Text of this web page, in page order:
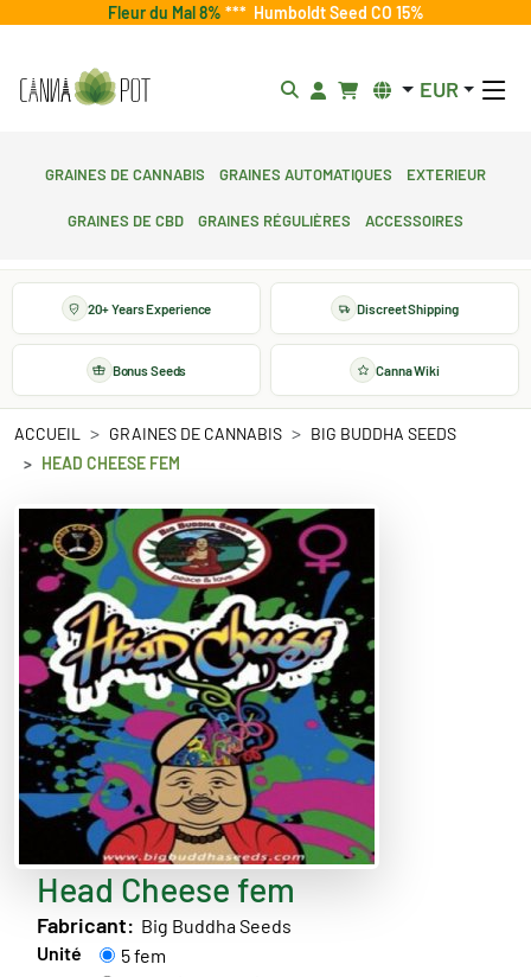
Fleur du Mal 8% *** Humboldt Seed CO 15%
EUR
Graines de cannabis Graines automatiques
Exterieur
Graines de CBD Graines régulières Accessoires
20+ Years Experience Discreet Shipping
Bonus Seeds Canna Wiki
ACCUEIL GRAINES DE CANNABIS
BIG BUDDHA SEEDS
HEAD CHEESE FEM
Head Cheese fem
Fabricant: Big Buddha Seeds
Unité
5 fem